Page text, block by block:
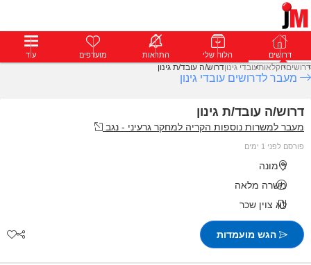
דרושים פרופילים הודעות פרימיום דרושים הלוח שלי התראות מועדפים עוד
דרושיםחקלאותעובדי גינוןדרוש/ה עובד/ת גינון
מעבר לדרושים עובדי גינון
דרוש/ה עובד/ת גינון
מעבר למשרות נוספות הקריה למחקר גרעיני - נגב
פורסם לפני 1 ימים
דימונה
משרה מלאה
לא צוין שכר
הגש מועמדות